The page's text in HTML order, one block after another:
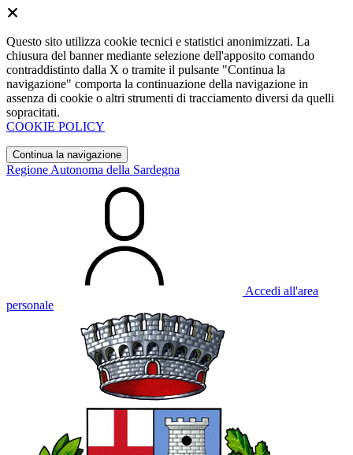
Questo sito utilizza cookie tecnici e statistici anonimizzati. La
chiusura del banner mediante selezione dell'apposito comando
contraddistinto dalla X o tramite il pulsante "Continua la
navigazione" comporta la continuazione della navigazione in
assenza di cookie o altri strumenti di tracciamento diversi da quelli
sopracitati.
COOKIE POLICY
Continua la navigazione
Regione Autonoma della Sardegna
Accedi all'area
personale